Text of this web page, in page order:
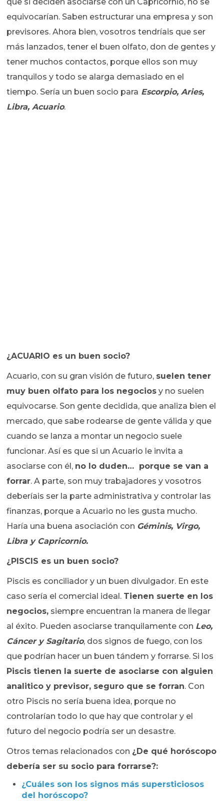
equivocarían. Saben estructurar una empresa y son
previsores. Ahora bien, vosotros tendríais que ser
más lanzados, tener el buen olfato, don de gentes y
tener muchos contactos, porque ellos son muy
tranquilos y todo se alarga demasiado en el
tiempo. Sería un buen socio para Escorpio, Aries,
Libra, Acuario.
¿ACUARIO es un buen socio?
Acuario, con su gran visión de futuro, suelen tener
muy buen olfato para los negocios y no suelen
equivocarse. Son gente decidida, que analiza bien el
mercado, que sabe rodearse de gente válida y que
cuando se lanza a montar un negocio suele
funcionar. Así es que si un Acuario le invita a
asociarse con él, no lo duden… porque se van a
forrar. A parte, son muy trabajadores y vosotros
deberíais ser la parte administrativa y controlar las
finanzas, porque a Acuario no les gusta mucho.
Haría una buena asociación con Géminis, Virgo,
Libra y Capricornio.
¿PISCIS es un buen socio?
Piscis es conciliador y un buen divulgador. En este
caso sería el comercial ideal. Tienen suerte en los
negocios, siempre encuentran la manera de llegar
al éxito. Pueden asociarse tranquilamente con Leo,
Cáncer y Sagitario, dos signos de fuego, con los
que podrían hacer un buen tándem y forrarse. Si los
Piscis tienen la suerte de asociarse con alguien
analitico y previsor, seguro que se forran. Con
otro Piscis no sería buena idea, porque no
controlarían todo lo que hay que controlar y el
futuro del negocio podría ser un desastre.
Otros temas relacionados con ¿De qué horóscopo
debería ser su socio para forrarse?:
¿Cuáles son los signos más supersticiosos
del horóscopo?